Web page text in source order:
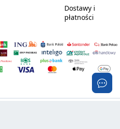
Dostawy i
płatności